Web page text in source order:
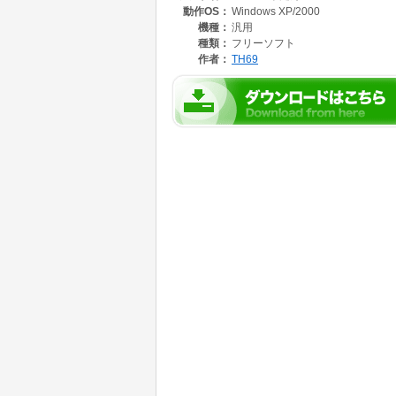
し、燃費や燃料単価の変化によって燃料代が
に出せるようにしました。このソフトが少し
【特徴】
○日々の燃費から平均・最高・最低燃費などを
○平均燃費に対し設定値以上及び以下でセルに
○オイル交換時期が過ぎると総走行距離セルを
○給油毎のCO2排出量と1km当りのCO2排出量
動作OS： Windows XP/2000
機種： 汎用
種類： フリーソフト
作者： TH69